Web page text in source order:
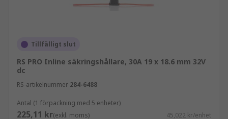
Tillfälligt slut
RS PRO Inline säkringshållare, 30A 19 x 18.6 mm 32V
dc
RS-artikelnummer 284-6488
Antal (1 förpackning med 5 enheter)
225,11 kr(exkl. moms) 45,022 kr/enhet